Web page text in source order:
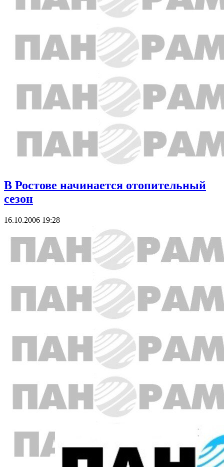
В Ростове начинается отопительный
сезон
16.10.2006 19:28